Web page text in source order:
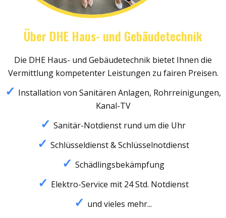
Über DHE Haus- und Gebäudetechnik
Die DHE Haus- und Gebäudetechnik bietet Ihnen die
Vermittlung kompetenter Leistungen zu fairen Preisen.
Installation von Sanitären Anlagen, Rohrreinigungen,
Kanal-TV
Sanitär-Notdienst rund um die Uhr
Schlüsseldienst & Schlüsselnotdienst
Schädlingsbekämpfung
Elektro-Service mit 24 Std. Notdienst
und vieles mehr...